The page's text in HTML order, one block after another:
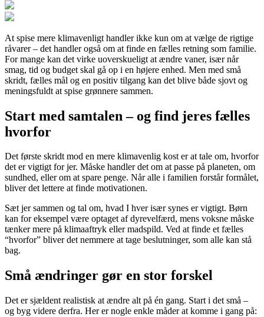
At spise mere klimavenligt handler ikke kun om at vælge de rigtige
råvarer – det handler også om at finde en fælles retning som familie.
For mange kan det virke uoverskueligt at ændre vaner, især når
smag, tid og budget skal gå op i en højere enhed. Men med små
skridt, fælles mål og en positiv tilgang kan det blive både sjovt og
meningsfuldt at spise grønnere sammen.
Start med samtalen – og find jeres fælles
hvorfor
Det første skridt mod en mere klimavenlig kost er at tale om, hvorfor
det er vigtigt for jer. Måske handler det om at passe på planeten, om
sundhed, eller om at spare penge. Når alle i familien forstår formålet,
bliver det lettere at finde motivationen.
Sæt jer sammen og tal om, hvad I hver især synes er vigtigt. Børn
kan for eksempel være optaget af dyrevelfærd, mens voksne måske
tænker mere på klimaaftryk eller madspild. Ved at finde et fælles
“hvorfor” bliver det nemmere at tage beslutninger, som alle kan stå
bag.
Små ændringer gør en stor forskel
Det er sjældent realistisk at ændre alt på én gang. Start i det små –
og byg videre derfra. Her er nogle enkle måder at komme i gang på: